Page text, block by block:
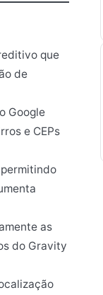
que
de
Google
e CEPs
as
do Gravity